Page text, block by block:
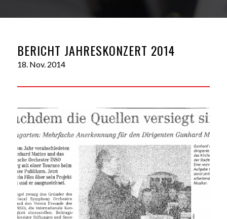
BERICHT JAHRESKONZERT 2014
18. Nov. 2014